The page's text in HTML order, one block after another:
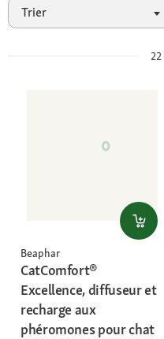
Trier
22
Beaphar
CatComfort®
Excellence, diffuseur et
recharge aux
phéromones pour chat